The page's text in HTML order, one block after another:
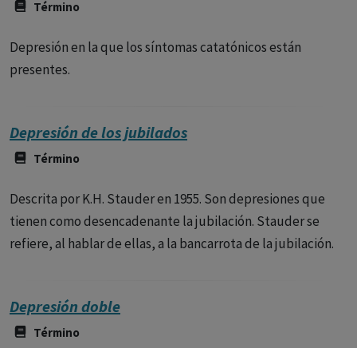
Término
Depresión en la que los síntomas catatónicos están
presentes.
Depresión de los jubilados
Término
Descrita por K.H. Stauder en 1955. Son depresiones que
tienen como desencadenante la jubilación. Stauder se
refiere, al hablar de ellas, a la bancarrota de la jubilación.
Depresión doble
Término